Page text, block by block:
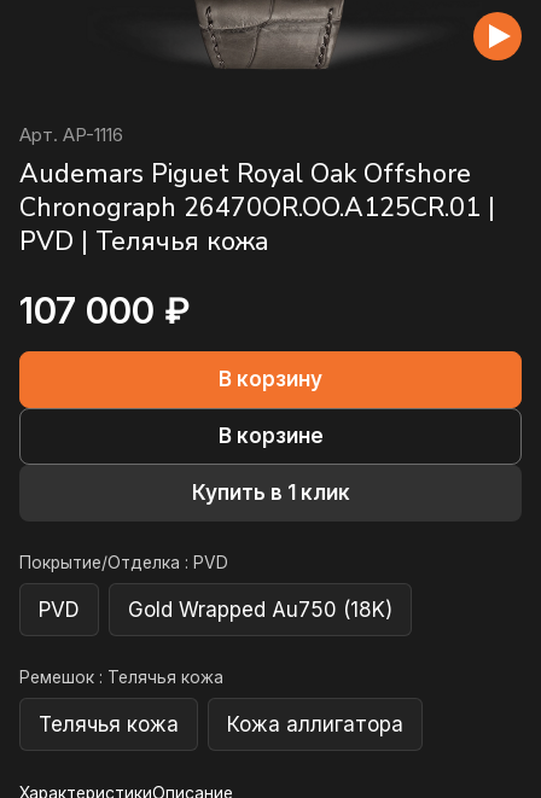
Арт. AP-1116
Audemars Piguet Royal Oak Offshore
Chronograph 26470OR.OO.A125CR.01 |
PVD | Телячья кожа
107 000 ₽
В корзину
В корзине
Купить в 1 клик
Покрытие/Отделка : PVD
PVD Gold Wrapped Au750 (18K)
Ремешок : Телячья кожа
Телячья кожа Кожа аллигатора
ХарактеристикиОписание